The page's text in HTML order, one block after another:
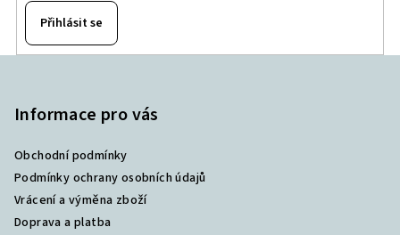
Přihlásit se
Informace pro vás
Obchodní podmínky
Podmínky ochrany osobních údajů
Vrácení a výměna zboží
Doprava a platba